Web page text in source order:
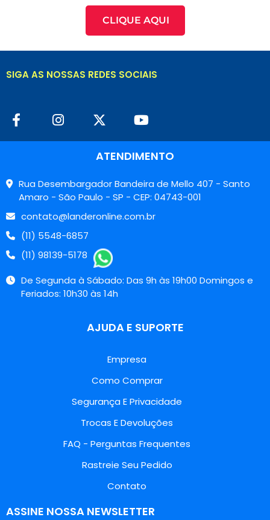
CLIQUE AQUI
SIGA AS NOSSAS REDES SOCIAIS
ATENDIMENTO
Rua Desembargador Bandeira de Mello 407 - Santo
Amaro - São Paulo - SP - CEP: 04743-001
contato@landeronline.com.br
(11) 5548-6857
(11) 98139-5178
De Segunda à Sábado: Das 9h às 19h00 Domingos e
Feriados: 10h30 às 14h
AJUDA E SUPORTE
Empresa
Como Comprar
Segurança E Privacidade
Trocas E Devoluções
FAQ - Perguntas Frequentes
Rastreie Seu Pedido
Contato
ASSINE NOSSA NEWSLETTER